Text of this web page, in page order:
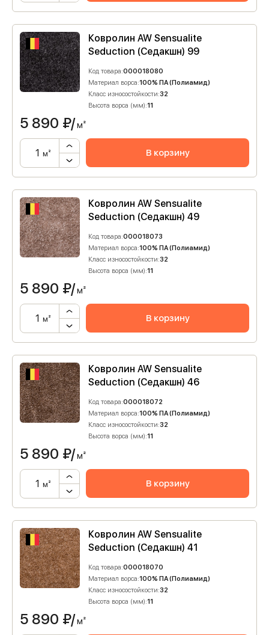
Ковролин AW Sensualite
Seduction (Седакшн) 99
Код товара:000018080
Материал ворса:100% ПА (Полиамид)
Класс износостойкости:32
Высота ворса (мм):11
5 890 ₽/м²
м² В корзину
Ковролин AW Sensualite
Seduction (Седакшн) 49
Код товара:000018073
Материал ворса:100% ПА (Полиамид)
Класс износостойкости:32
Высота ворса (мм):11
5 890 ₽/м²
м² В корзину
Ковролин AW Sensualite
Seduction (Седакшн) 46
Код товара:000018072
Материал ворса:100% ПА (Полиамид)
Класс износостойкости:32
Высота ворса (мм):11
5 890 ₽/м²
м² В корзину
Ковролин AW Sensualite
Seduction (Седакшн) 41
Код товара:000018070
Материал ворса:100% ПА (Полиамид)
Класс износостойкости:32
Высота ворса (мм):11
5 890 ₽/м²